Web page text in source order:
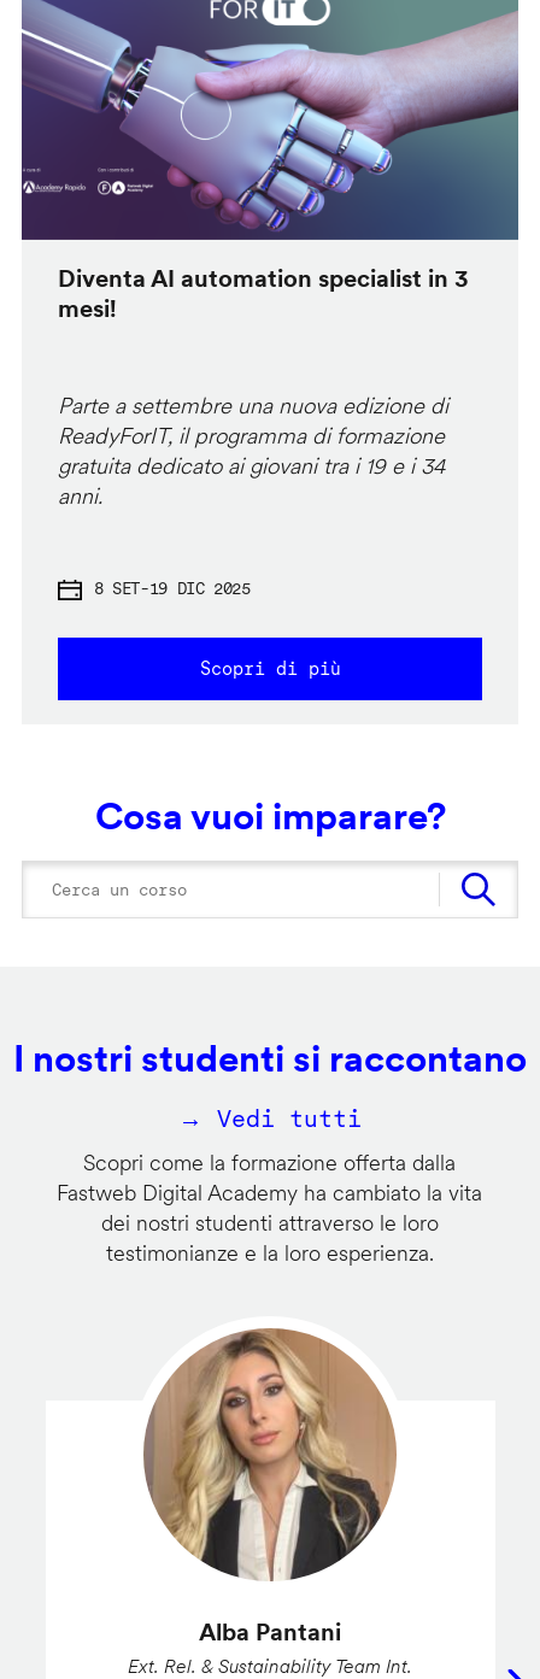
Diventa AI automation specialist in 3
mesi!
Parte a settembre una nuova edizione di
ReadyForIT, il programma di formazione
gratuita dedicato ai giovani tra i 19 e i 34
anni.
8 SET-19 DIC 2025
Scopri di più
Cosa vuoi imparare?
I nostri studenti si raccontano
→ Vedi tutti
Scopri come la formazione offerta dalla
Fastweb Digital Academy ha cambiato la vita
dei nostri studenti attraverso le loro
testimonianze e la loro esperienza.
Alba Pantani
Ext. Rel. & Sustainability Team Int.